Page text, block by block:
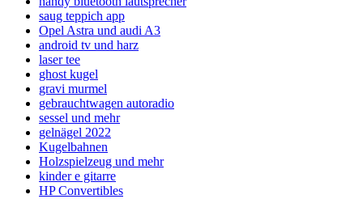
saug teppich app
Opel Astra und audi A3
android tv und harz
laser tee
ghost kugel
gravi murmel
gebrauchtwagen autoradio
sessel und mehr
gelnägel 2022
Kugelbahnen
Holzspielzeug und mehr
kinder e gitarre
HP Convertibles